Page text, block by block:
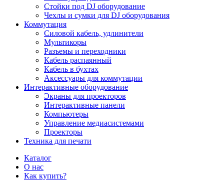
Стойки под DJ оборудование
Чехлы и сумки для DJ оборудования
Коммутация
Силовой кабель, удлинители
Мультикоры
Разъемы и переходники
Кабель распаянный
Кабель в бухтах
Аксессуары для коммутации
Интерактивные оборудование
Экраны для проекторов
Интерактивные панели
Компьютеры
Управление медиасистемами
Проекторы
Техника для печати
Каталог
О нас
Как купить?